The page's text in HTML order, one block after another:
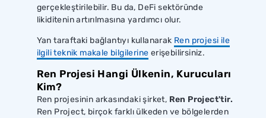
gerçekleştirilebilir. Bu da, DeFi sektöründe
likiditenin artırılmasına yardımcı olur.
Yan taraftaki bağlantıyı kullanarak Ren projesi ile
ilgili teknik makale bilgilerine erişebilirsiniz.
Ren Projesi Hangi Ülkenin, Kurucuları
Kim?
Ren projesinin arkasındaki şirket, Ren Project'tir.
Ren Project, birçok farklı ülkeden ve bölgelerden